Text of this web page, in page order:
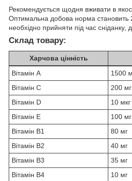
Рекомендується щодня вживати в
Оптимальна добова норма становить
необхідно прийняти під час сніданку,
Склад товару:
Харчова цінність
Вітамін A
1500
Вітамін C
200 мг
Вітамін D
10 мкг
Вітамін E
100 мг
Вітамін В1
80 мг
Вітамін В2
40 мг
Вітамін В3
35 мг
Вітамін В4
10 мг